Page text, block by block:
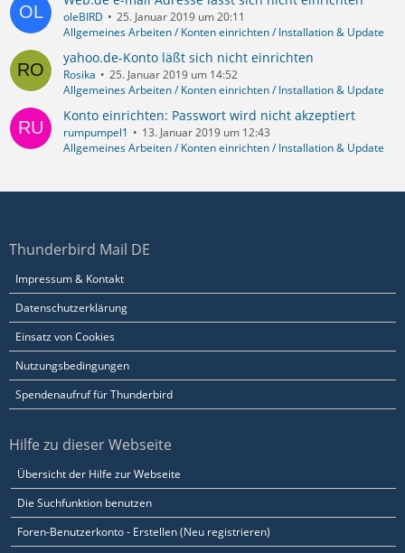
oleBIRD
25. Januar 2019 um 20:11
Allgemeines Arbeiten / Konten einrichten / Installation & Update
yahoo.de-Konto läßt sich nicht einrichten
Rosika
25. Januar 2019 um 14:52
Allgemeines Arbeiten / Konten einrichten / Installation & Update
Konto einrichten: Passwort wird nicht akzeptiert
rumpumpel1
13. Januar 2019 um 12:43
Allgemeines Arbeiten / Konten einrichten / Installation & Update
Thunderbird Mail DE
Impressum & Kontakt
Datenschutzerklärung
Einsatz von Cookies
Nutzungsbedingungen
Spendenaufruf für Thunderbird
Hilfe zu dieser Webseite
Übersicht der Hilfe zur Webseite
Die Suchfunktion benutzen
Foren-Benutzerkonto - Erstellen (Neu registrieren)